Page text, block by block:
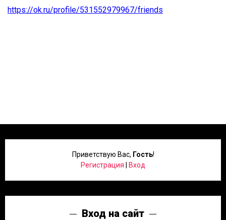
https://ok.ru/profile/531552979967/friends
Приветствую Вас, Гость!
Регистрация
Вход
Вход на сайт